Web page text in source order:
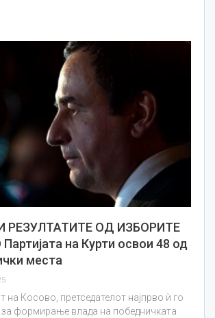
РЕЗУЛТАТИТЕ ОД ИЗБОРИТЕ
на Курти освои 48 од
места
на Косово, претседателот најпрво ѝ го
формирање влада на победничката